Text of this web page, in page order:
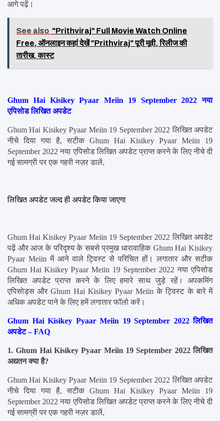
आगे पढ़ें।
See also "Prithviraj" Full Movie Watch Online
Free, ऑनलाइन कहां देखें "Prithviraj" पूरी मूवी, रिलीज की
तारीख, कास्ट
Ghum Hai Kisikey Pyaar Meiin 19 September 2022 नया
एपिसोड लिखित अपडेट
Ghum Hai Kisikey Pyaar Meiin 19 September 2022 लिखित अपडेट
नीचे दिया गया है, सटीक Ghum Hai Kisikey Pyaar Meiin 19
September 2022 नया एपिसोड लिखित अपडेट प्राप्त करने के लिए नीचे दी
गई सामग्री पर एक गहरी नज़र डालें,
लिखित अपडेट जल्द ही अपडेट किया जाएगा
Ghum Hai Kisikey Pyaar Meiin 19 September 2022 लिखित अपडेट
पढ़ें और आज के परिदृश्य के सबसे प्रमुख धारावाहिक Ghum Hai Kisikey
Pyaar Meiin में आने वाले ट्विस्ट से परिचित हों। लगातार और सटीक
Ghum Hai Kisikey Pyaar Meiin 19 September 2022 नया एपिसोड
लिखित अपडेट प्राप्त करने के लिए हमारे साथ जुड़े रहें। अपकमिंग
एपिसोड्स और Ghum Hai Kisikey Pyaar Meiin के ट्विस्ट के बारे में
अधिक अपडेट पाने के लिए हमें लगातार फॉलो करें।
Ghum Hai Kisikey Pyaar Meiin 19 September 2022 लिखित
अपडेट – FAQ
1. Ghum Hai Kisikey Pyaar Meiin 19 September 2022 लिखित
अद्यतन क्या है?
Ghum Hai Kisikey Pyaar Meiin 19 September 2022 लिखित अपडेट
नीचे दिया गया है, सटीक Ghum Hai Kisikey Pyaar Meiin 19
September 2022 नया एपिसोड लिखित अपडेट प्राप्त करने के लिए नीचे दी
गई सामग्री पर एक गहरी नज़र डालें,